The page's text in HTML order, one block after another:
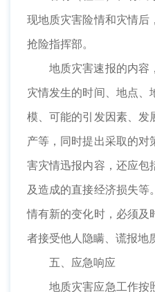
现地质灾害险情和灾情后
抢险指挥部。
地质灾害速报的内容
灾情发生的时间、地点、
模、可能的引发因素、发
产等，同时提出采取的对
害灾情迅报内容，还应包
及造成的直接经济损失等
情有新的变化时，必须及
者接受他人隐瞒、谎报地
五、应急响应
地质灾害应急工作按